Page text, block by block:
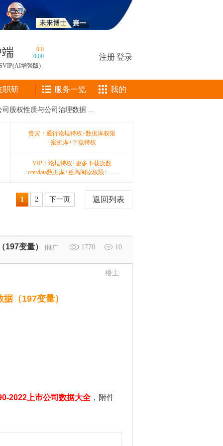
0.0
0.00
增强版)
注册登录
职研 服务一览 我的
司股权性质与公司治理数据 ...
贵宾：通行论坛特权+数据库权限
+案例库+下载特权
VIP：论坛特权+更多下载次数
+ccerdata数据库+更高阅读权限+……
返回列表
1 2 下一页
1770 10
197变量）
[推广
楼主
（197变量）
2022上市公司数据大全 ，附件